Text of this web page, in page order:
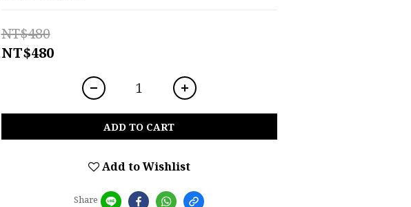
NT$480
NT$480
ADD TO CART
Add to Wishlist
Share